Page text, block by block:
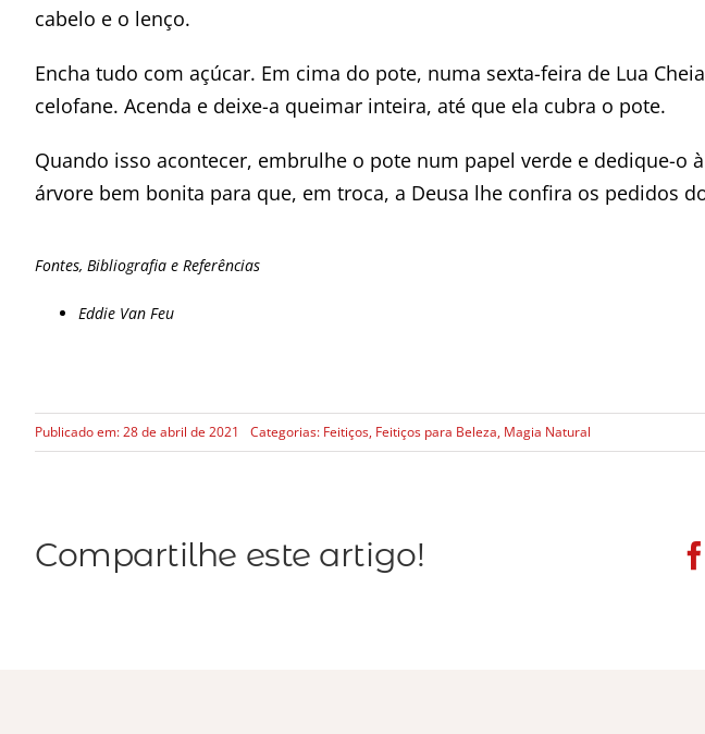
cabelo e o lenço.
Encha tudo com açúcar. Em cima do pote, numa sexta-feira de Lua
celofane. Acenda e deixe-a queimar inteira, até que ela cubra o pote.
Quando isso acontecer, embrulhe o pote num papel verde e dedique-o
árvore bem bonita para que, em troca, a Deusa lhe confira os pedidos
Fontes, Bibliografia e Referências
Eddie Van Feu
Publicado em: 28 de abril de 2021 Categorias: Feitiços, Feitiços para Beleza, Magia Natural
Compartilhe este artigo!